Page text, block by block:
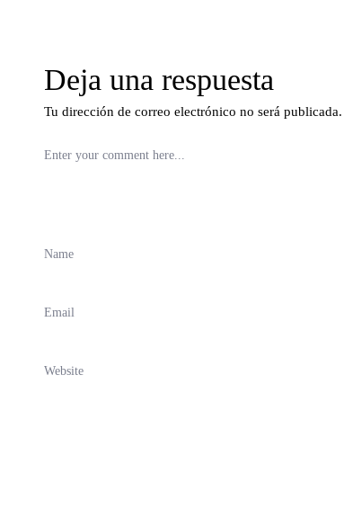
Deja una respuesta
Tu dirección de correo electrónico no será publicada.